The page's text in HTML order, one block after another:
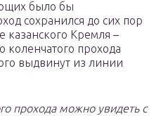
было бы
сохранился до сих пор
казанского Кремля –
коленчатого прохода
выдвинут из линии
прохода можно увидеть с